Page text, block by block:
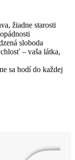
žiadne starosti
sloboda
– vaša látka,
sa hodí do každej